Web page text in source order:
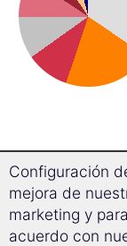
Configuración
mejora de
marketing y
acuerdo con